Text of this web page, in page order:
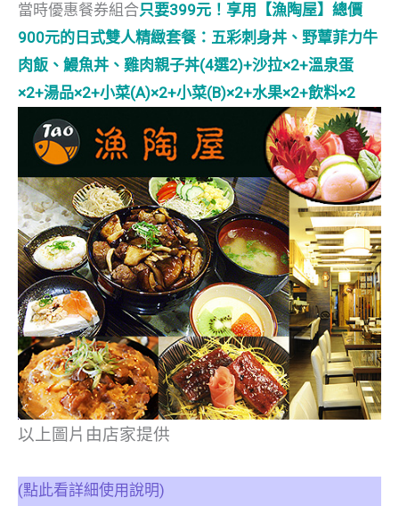
當時優惠餐券組合只要399元！享用【漁陶屋】總價
900元的日式雙人精緻套餐：五彩刺身丼、野蕈菲力牛
肉飯、鰻魚丼、雞肉親子丼(4選2)+沙拉×2+溫泉蛋
×2+湯品×2+小菜(A)×2+小菜(B)×2+水果×2+飲料×2
以上圖片由店家提供
(點此看詳細使用說明)